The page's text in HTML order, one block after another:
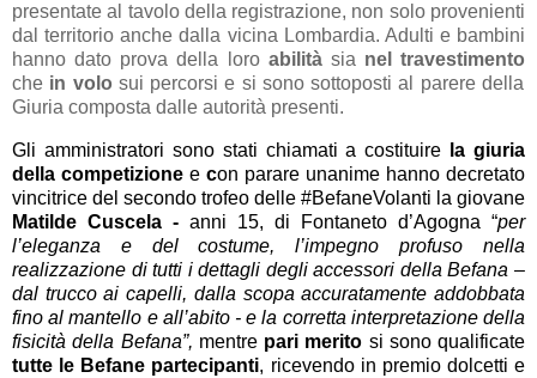
presentate al tavolo della registrazione, non solo provenienti
dal territorio anche dalla vicina Lombardia. Adulti e bambini
hanno dato prova della loro abilitàsia nel travestimento
che in volo sui percorsi e si sono sottoposti al parere della
Giuria composta dalle autorità presenti.
Gli amministratori sono stati chiamati a costituire
la giuria
della competizione e con parare unanime hanno decretato
vincitrice del secondo trofeo delle #BefaneVolanti la giovane
Matilde Cuscela - anni 15, di Fontaneto d’Agogna “per
l’eleganza e del costume, l’impegno profuso nella
realizzazione di tutti i dettagli degli accessori della Befana –
dal trucco ai capelli, dalla scopa accuratamente addobbata
fino al mantello e all’abito - e la corretta interpretazione della
fisicità della Befana”, mentre pari merito si sono qualificate
tutte le Befane partecipanti, ricevendo in premio dolcetti e